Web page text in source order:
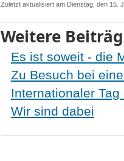
Zuletzt aktualisiert am Dienstag, den 15.
Weitere
Es ist soweit - die
Zu Besuch bei
Internationaler
Wir sind dabei